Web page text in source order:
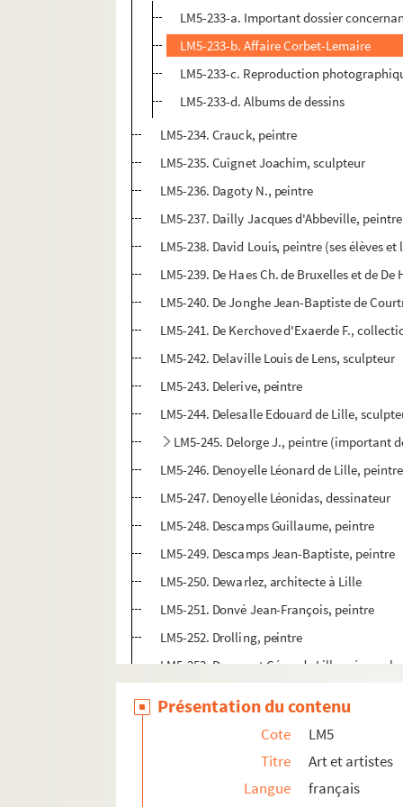
LM5-233-a. Important dossier
LM5-233-b. Affaire Corbet-Lemaire
LM5-233-c. Reproduction
LM5-233-d. Albums de dessins
LM5-234. Crauck, peintre
LM5-235. Cuignet Joachim, sculpteur
LM5-236. Dagoty N., peintre
LM5-237. Dailly Jacques d'Abbeville,
LM5-238. David Louis, peintre (ses élèves
LM5-239. De Haes Ch. de Bruxelles et de
LM5-240. De Jonghe Jean-Baptiste de
LM5-241. De Kerchove d'Exaerde F.,
LM5-242. Delaville Louis de Lens, sculpteur
LM5-243. Delerive, peintre
LM5-244. Delesalle Edouard de Lille,
LM5-245. Delorge J., peintre (important
LM5-246. Denoyelle Léonard de Lille, peintre
LM5-247. Denoyelle Léonidas, dessinateur
LM5-248. Descamps Guillaume, peintre
LM5-249. Descamps Jean-Baptiste, peintre
LM5-250. Dewarlez, architecte à Lille
LM5-251. Donvé Jean-François, peintre
LM5-252. Drolling, peintre
LM5-253. Ducornet César de Lille, né sans
Présentation du contenu
Cote
LM5
Titre
Art et artistes
Langue
français